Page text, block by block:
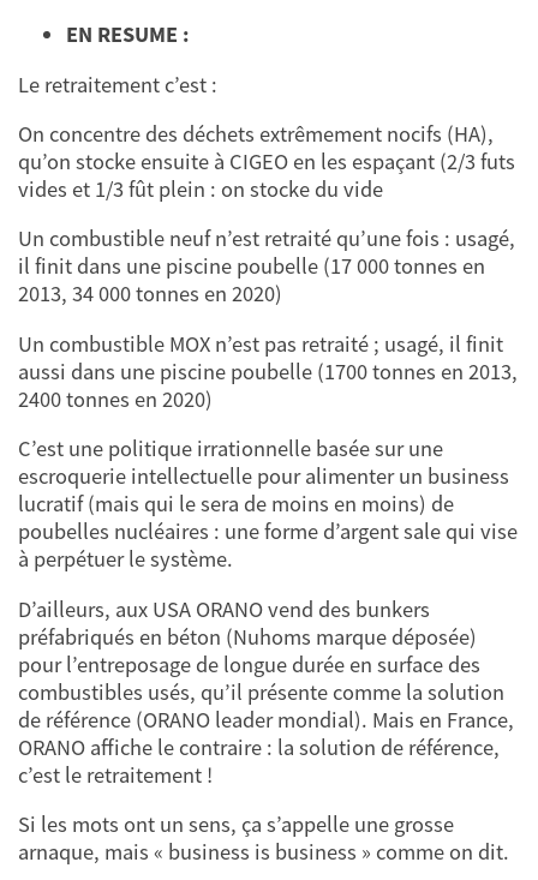
EN RESUME :
Le retraitement c’est :
On concentre des déchets extrêmement nocifs (HA),
qu’on stocke ensuite à CIGEO en les espaçant (2/3 futs
vides et 1/3 fût plein : on stocke du vide
Un combustible neuf n’est retraité qu’une fois : usagé,
il finit dans une piscine poubelle (17 000 tonnes en
2013, 34 000 tonnes en 2020)
Un combustible MOX n’est pas retraité ; usagé, il finit
aussi dans une piscine poubelle (1700 tonnes en 2013,
2400 tonnes en 2020)
C’est une politique irrationnelle basée sur une
escroquerie intellectuelle pour alimenter un business
lucratif (mais qui le sera de moins en moins) de
poubelles nucléaires : une forme d’argent sale qui vise
à perpétuer le système.
D’ailleurs, aux USA ORANO vend des bunkers
préfabriqués en béton (Nuhoms marque déposée)
pour l’entreposage de longue durée en surface des
combustibles usés, qu’il présente comme la solution
de référence (ORANO leader mondial). Mais en France,
ORANO affiche le contraire : la solution de référence,
c’est le retraitement !
Si les mots ont un sens, ça s’appelle une grosse
arnaque, mais « business is business » comme on dit.